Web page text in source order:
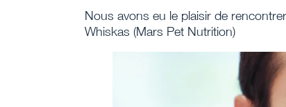
Nous avons eu le plaisir de
Whiskas (Mars Pet Nutrition)